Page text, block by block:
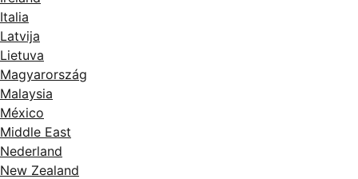
Italia
Latvija
Lietuva
Magyarország
Malaysia
México
Middle East
Nederland
New Zealand